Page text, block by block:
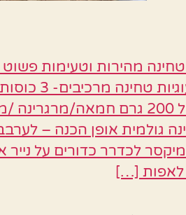
טחינה מהירות וטעימות
סוכר וניל 200 גרם חמאה/
גולמית אופן הכנה –
לכדרר כדורים על
לאפות […]